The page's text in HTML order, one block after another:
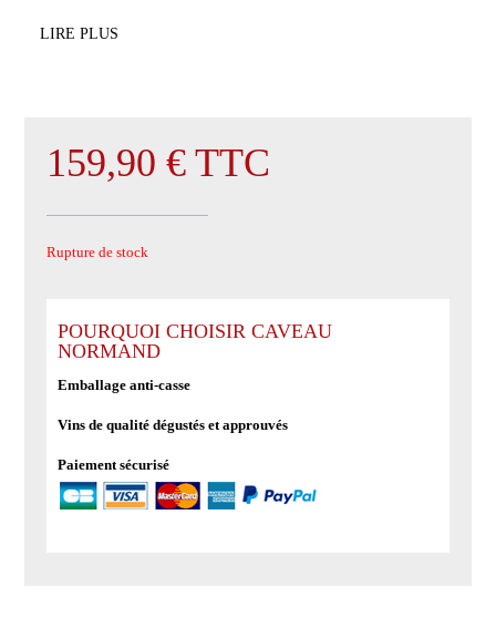
LIRE PLUS
159,90€ TTC
Rupture de stock
POURQUOI CHOISIR CAVEAU
NORMAND
Emballage anti-casse
Vins de qualité dégustés et approuvés
Paiement sécurisé